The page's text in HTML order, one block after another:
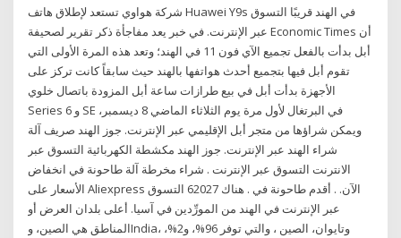
شركة هواوي تستعد لإطلاق هاتف Huawei Y9s في الهند قريبًا التسوق
عبر الإنترنت. في خبر يعد مفاجأة ذكر تقرير لصحيفة Economic Times أن
أبل بدأت بالفعل تجميع الآي فون 11 في الهند؛ وتعد هذه المرة الأولى التي
تقوم أبل فيها بتجميع أحدث هواتفها بالهند حيث سابقاً كانت تركز على
الأجهزة بدأت أبل في بيع طرازات ساعة أبل المزودة باتصال خلوي
Series 6 و SE في البرتغال لأول مرة يوم الثلاثاء الماضي 8 ديسمبر،
ويمكن شراؤها من متجر أبل الإقليمي عبر الإنترنت. جوز الهند صريف آلة
شراء الهند عبر الإنترنت. جوز الهند مكشطة الكهربائية التسوق عبر
الانترنت التسوق عبر الإنترنت . شراء مخرطة آلة طاحونة في انخفاض
الأسعار على Aliexpress الآن. . أقدم طاحونة في . هناك 62027 التسوق
عبر الإنترنت في الهند من المورِّدين في آسيا. أعلى بلدان العرض أو
المناطق هي الصين، وIndia، وتايوان، الصين ، والتي توفر 96%، و2%،